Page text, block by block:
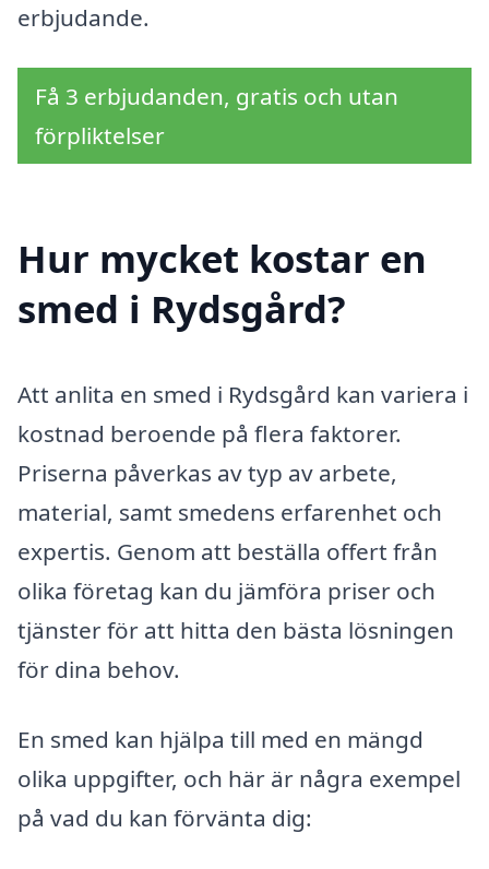
erbjudande.
Få 3 erbjudanden, gratis och utan
förpliktelser
Hur mycket kostar en
smed i Rydsgård?
Att anlita en smed i Rydsgård kan variera i
kostnad beroende på flera faktorer.
Priserna påverkas av typ av arbete,
material, samt smedens erfarenhet och
expertis. Genom att beställa offert från
olika företag kan du jämföra priser och
tjänster för att hitta den bästa lösningen
för dina behov.
En smed kan hjälpa till med en mängd
olika uppgifter, och här är några exempel
på vad du kan förvänta dig: